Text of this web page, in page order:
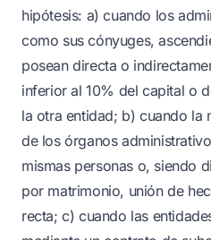
hipótesis: a) cuando los
como sus cónyuges,
posean directa o
inferior al 10% del capital o
la otra entidad; b) cuando la
de los órganos
mismas personas o, siendo
por matrimonio, unión de
recta; c) cuando las